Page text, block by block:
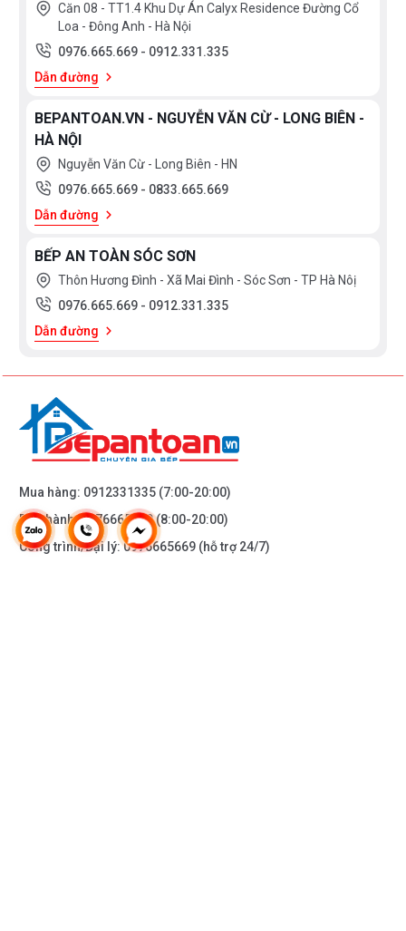
Căn 08 - TT1.4 Khu Dự Án Calyx Residence Đường Cổ
Loa - Đông Anh - Hà Nội
0976.665.669 - 0912.331.335
Dẫn đường
BEPANTOAN.VN - NGUYỄN VĂN CỪ - LONG BIÊN -
HÀ NỘI
Nguyễn Văn Cừ - Long Biên - HN
0976.665.669 - 0833.665.669
Dẫn đường
BẾP AN TOÀN SÓC SƠN
Thôn Hương Đình - Xã Mai Đình - Sóc Sơn - TP Hà Nôị
0976.665.669 - 0912.331.335
Dẫn đường
Mua hàng: 0912331335 (7:00-20:00)
Bảo hành:0976665669(8:00-20:00)
Công trình/Đại lý:0976665669 (hỗ trợ 24/7)